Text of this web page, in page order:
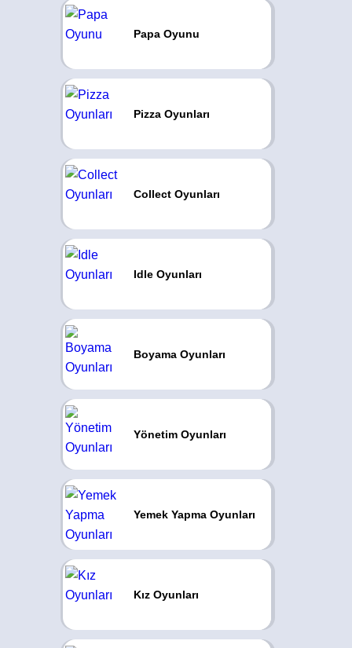
Papa Oyunu
Pizza Oyunları
Collect Oyunları
Idle Oyunları
Boyama Oyunları
Yönetim Oyunları
Yemek Yapma Oyunları
Kız Oyunları